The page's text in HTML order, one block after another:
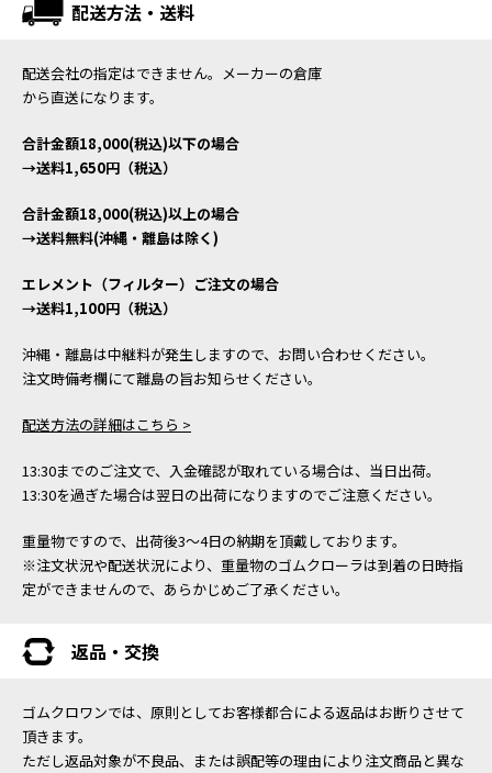
配送方法・送料
配送会社の指定はできません。メーカーの倉庫
から直送になります。
合計金額18,000(税込)以下の場合
→送料1,650円（税込）
合計金額18,000(税込)以上の場合
→送料無料(沖縄・離島は除く)
エレメント（フィルター）ご注文の場合
→送料1,100円（税込）
沖縄・離島は中継料が発生しますので、お問い合わせください。
注文時備考欄にて離島の旨お知らせください。
配送方法の詳細はこちら >
13:30までのご注文で、入金確認が取れている場合は、当日出荷。
13:30を過ぎた場合は翌日の出荷になりますのでご注意ください。
重量物ですので、出荷後3～4日の納期を頂戴しております。
※注文状況や配送状況により、重量物のゴムクローラは到着の日時指
定ができませんので、あらかじめご了承ください。
返品・交換
ゴムクロワンでは、原則としてお客様都合による返品はお断りさせて
頂きます。
ただし返品対象が不良品、または誤配等の理由により注文商品と異な